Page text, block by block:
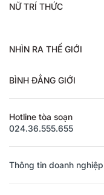
NỮ TRÍ THỨC
NHÌN RA THẾ GIỚI
BÌNH ĐẲNG GIỚI
Hotline tòa soạn
024.36.555.655
Thông tin doanh nghiệp